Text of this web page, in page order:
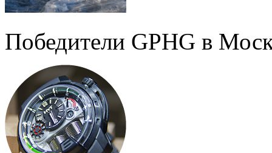
Победители GPHG в